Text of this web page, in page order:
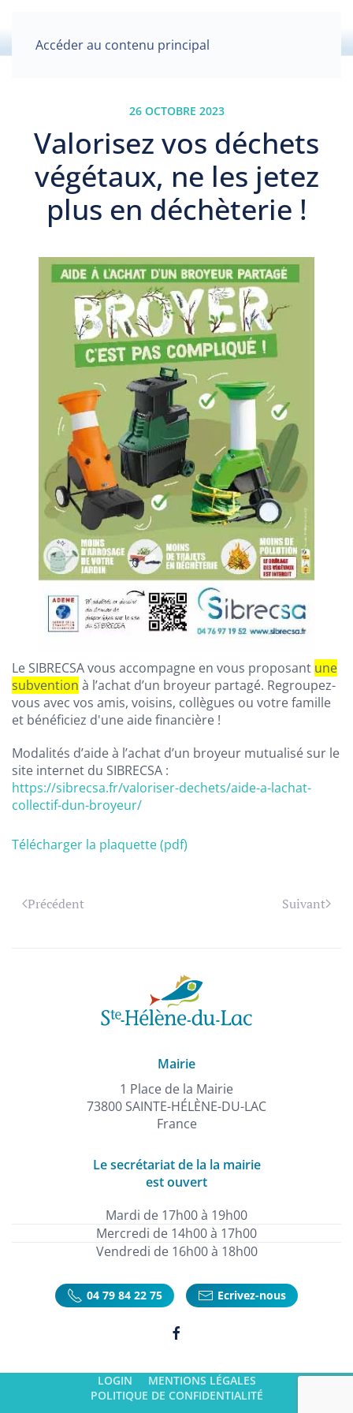
Accéder au contenu principal
26 OCTOBRE 2023
Valorisez vos déchets
végétaux, ne les jetez
plus en déchèterie !
Le SIBRECSA vous accompagne en vous proposant une
subvention à l’achat d’un broyeur partagé. Regroupez-
vous avec vos amis, voisins, collègues ou votre famille
et bénéficiez d'une aide financière !
Modalités d’aide à l’achat d’un broyeur mutualisé sur le
site internet du SIBRECSA :
https://sibrecsa.fr/valoriser-dechets/aide-a-lachat-
collectif-dun-broyeur/
Télécharger la plaquette (pdf)
Précédent Suivant
Mairie
1 Place de la Mairie
73800 SAINTE-HÉLÈNE-DU-LAC
France
Le secrétariat de la la mairie
est ouvert
Mardi de 17h00 à 19h00
Mercredi de 14h00 à 17h00
Vendredi de 16h00 à 18h00
04 79 84 22 75 Ecrivez-nous
LOGIN
MENTIONS LÉGALES
POLITIQUE DE CONFIDENTIALITÉ